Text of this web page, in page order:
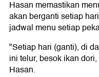
Hasan memastikan
akan berganti setiap
jadwal menu setiap
"Setiap hari (ganti), di
ini telur, besok ikan
Hasan.